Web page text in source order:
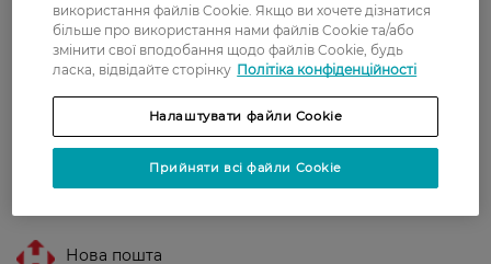
Ганна
5 квітня, 2021
Надає волоссю шовковистості і
блиску, приємно пахне.
Нова пошта
використання файлів Cookie. Якщо ви хочете дізнатися
більше про використання нами файлів Cookie та/або
змінити свої вподобання щодо файлів Cookie, будь
ласка, відвідайте сторінку Політіка конфіденційності
Налаштувати файли Cookie
Прийняти всі файли Cookie